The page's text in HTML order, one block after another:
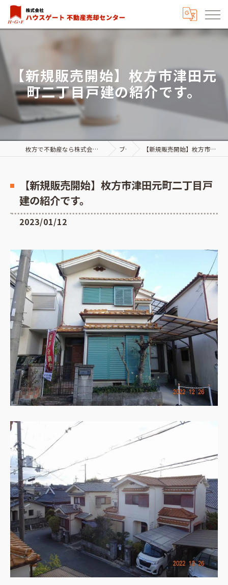
【新規販売開始】枚方市津田元
町二丁目戸建の紹介です。
枚方で不動産なら株式会社ハウスゲート不動産売却センター ブログ 【新規販売開始】枚方市津田元町二丁目戸建の紹介です。
【新規販売開始】枚方市津田元町二丁目戸
建の紹介です。
2023/01/12